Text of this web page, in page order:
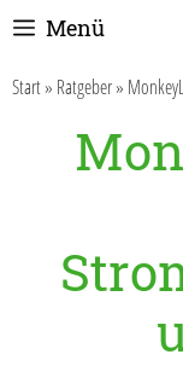
Zum
springen
Menü
Start» Ratgeber»